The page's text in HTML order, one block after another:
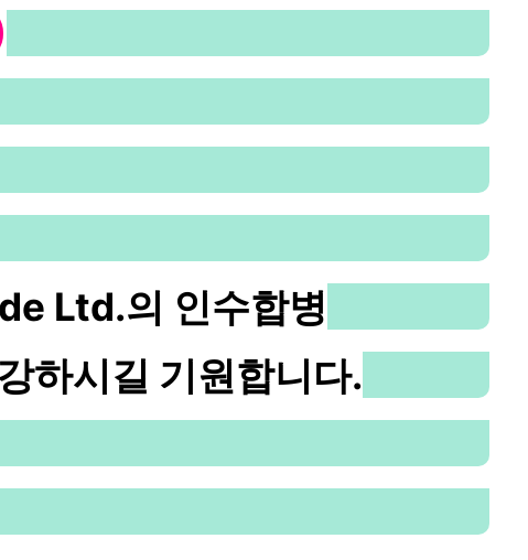
Ltd.의 인수합병
하시길 기원합니다.